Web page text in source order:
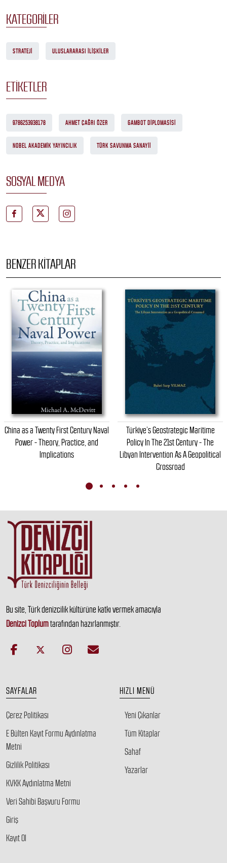
KATEGORILER
STRATEJI ULUSLARARASI ILIŞKILER
ETIKETLER
9786253938178 AHMET ÇAĞRI ÖZER GAMBOT DIPLOMASISI
NOBEL AKADEMIK YAYINCILIK TÜRK SAVUNMA SANAYII
SOSYAL MEDYA
BENZER KITAPLAR
China as a Twenty First Century Naval
Power - Theory, Practice, and
Implications
Türkiye’s Geostrategic Maritime
Policy In The 21st Century - The
Libyan Intervention As A Geopolitical
Crossroad
Bu site, Türk denizcilik kültürüne katkı vermek amacıyla
Denizci Toplumtarafından hazırlanmıştır.
SAYFALAR
Çerez Politikası
E Bülten Kayıt Formu Aydınlatma
Metni
Gizlilik Politikası
KVKK Aydınlatma Metni
Veri Sahibi Başvuru Formu
Giriş
Kayıt Ol
HIZLI MENÜ
Yeni Çıkanlar
Tüm Kitaplar
Sahaf
Yazarlar